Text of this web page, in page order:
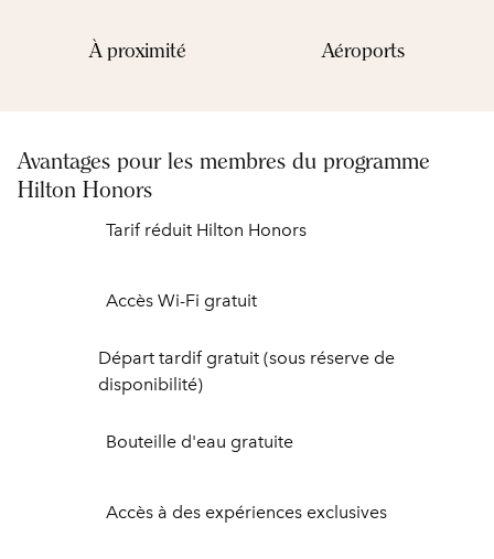
À proximité Aéroports
Avantages pour les membres du programme
Hilton Honors
Tarif réduit Hilton Honors
Accès Wi-Fi gratuit
Départ tardif gratuit (sous réserve de
disponibilité)
Bouteille d'eau gratuite
Accès à des expériences exclusives